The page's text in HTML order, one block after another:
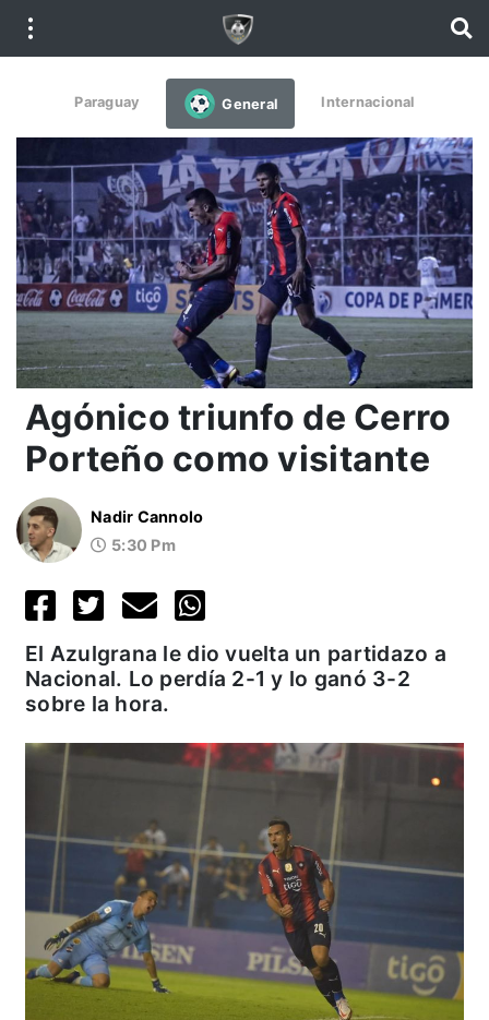
Paraguay General Internacional
Agónico triunfo de Cerro
Porteño como visitante
Nadir Cannolo
5:30 Pm
El Azulgrana le dio vuelta un partidazo a
Nacional. Lo perdía 2-1 y lo ganó 3-2
sobre la hora.